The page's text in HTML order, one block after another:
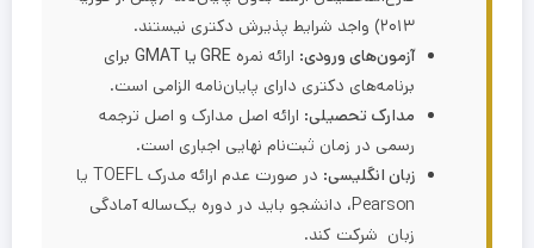
۲۰۱۳) واجد شرایط پذیرش دکتری نیستند.
آزمون‌های ورودی: ارائه نمره GRE یا GMAT
برای
برنامه‌های دکتری دارای پایان‌نامه الزامی است.
مدارک تحصیلی: ارائه اصل مدارک و اصل ترجمه
رسمی در زمان ثبت‌نام نهایی اجباری است.
زبان انگلیسی:
در صورت عدم ارائه مدرک TOEFL یا
Pearson، دانشجو باید در دوره یک‌ساله آمادگی
زبان شرکت کند.